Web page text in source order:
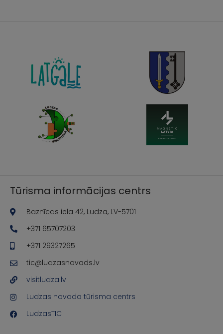
Tūrisma informācijas centrs
Baznīcas iela 42, Ludza, LV-5701
+371 65707203
+371 29327265
tic@ludzasnovads.lv
visitludza.lv
Ludzas novada tūrisma centrs
LudzasTIC